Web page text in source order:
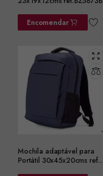
Encomendar
Mochila adaptável para
Portátil 30x45x20cms ref.